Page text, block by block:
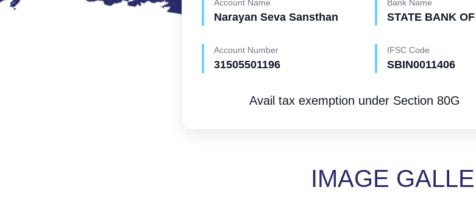
Account Name
Narayan Seva Sansthan
Bank Name
STATE BANK
Account Number
31505501196
IFSC Code
SBIN0011406
Avail tax exemption under Section 80G
IMAGE